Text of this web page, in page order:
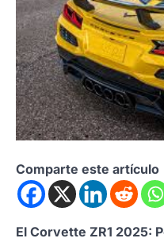
Comparte este artículo
El Corvette ZR1 2025: